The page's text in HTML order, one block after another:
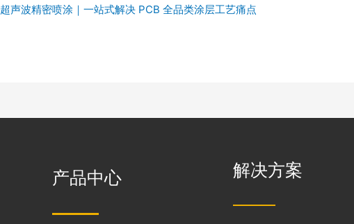
超声波精密喷涂｜一站式解决 PCB 全品类涂层工艺痛点
产品中心 解决方案